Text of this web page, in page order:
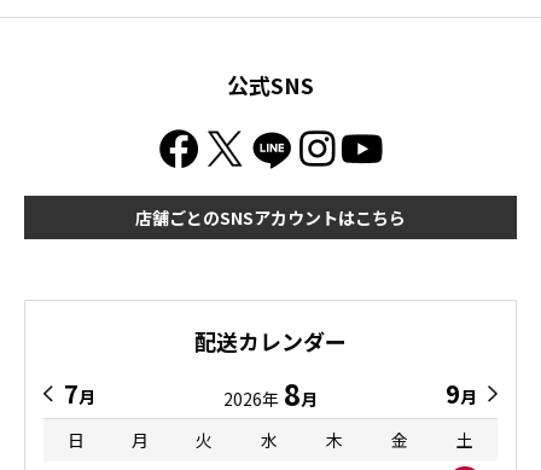
公式SNS
店舗ごとのSNSアカウントはこちら
配送カレンダー
7月 2026年 8月 9月
日
月 火 水 木 金
土